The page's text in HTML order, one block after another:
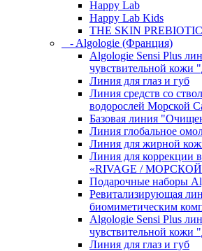
Happy Lab
Happy Lab Kids
THE SKIN
- Algologie (Франция)
Algologie Sensi Plus
чувcтвительной
Линия для глаз и губ
Линия средств со
водорослей Морской
Базовая линия
Линия глобальное
Линия для жирной
Линия для коррекции
«RIVAGE / МОРСКОЙ
Подарочные наборы
Ревитализирующая
биомиметическим
Algologie Sensi Plus
чувcтвительной
Линия для глаз и губ